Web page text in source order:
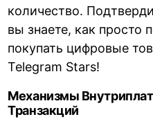
количество.
вы знаете, как просто
покупать цифровые
Telegram Stars!
Механизмы
Транзакций